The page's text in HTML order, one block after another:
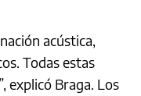
acústica,
Todas estas
explicó Braga. Los